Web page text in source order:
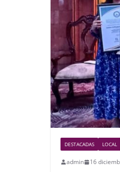
DESTACADAS LOCAL
admin 16